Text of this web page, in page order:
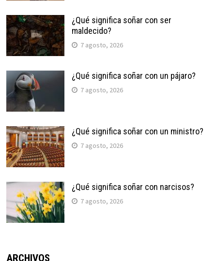
¿Qué significa soñar con ser
maldecido?
7 agosto, 2026
¿Qué significa soñar con un pájaro?
7 agosto, 2026
¿Qué significa soñar con un ministro?
7 agosto, 2026
¿Qué significa soñar con narcisos?
7 agosto, 2026
ARCHIVOS